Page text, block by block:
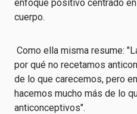
enfoque positivo centrado
cuerpo.
Como ella misma resume:
por qué no recetamos
de lo que carecemos, pero
hacemos mucho más de lo
anticonceptivos".